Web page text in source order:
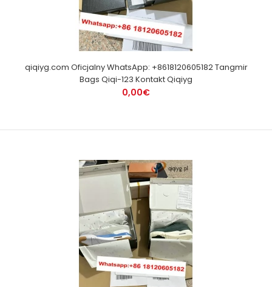
qiqiyg.com Oficjalny WhatsApp: +8618120605182 Tangmir
Bags Qiqi-123 Kontakt Qiqiyg
0,00€